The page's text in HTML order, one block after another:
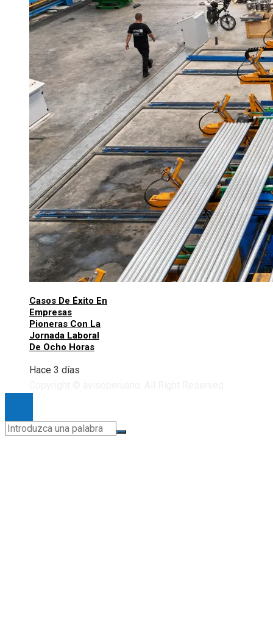
Casos De Éxito En
Empresas
Pioneras Con La
Jornada Laboral
De Ocho Horas
Hace 3 días